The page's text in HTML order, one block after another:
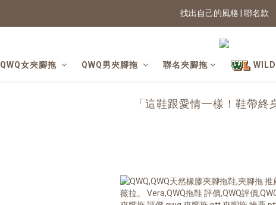
2026新色上市 | 快看
找出自己的風格 | 聯名款
★七夕情人節 滿899送星月項
2026新色上市 | 快看
QWQ女夾腳拖 QWQ男夾腳拖 聯名夾腳拖
「這鞋跟愛情一樣！鞋帶終